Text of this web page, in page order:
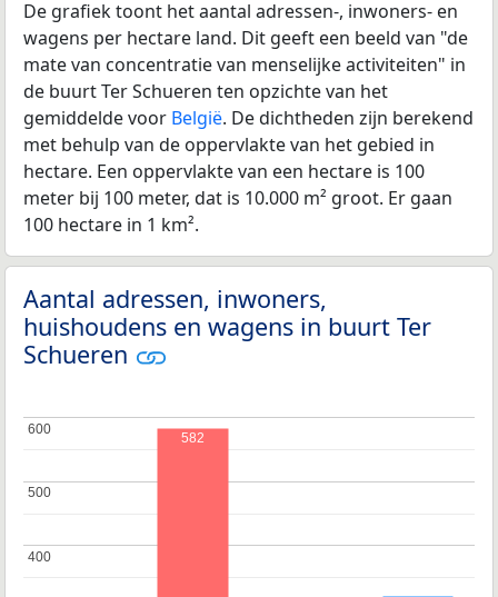
De grafiek toont het aantal adressen-, inwoners- en
wagens per hectare land. Dit geeft een beeld van "de
mate van concentratie van menselijke activiteiten" in
de buurt Ter Schueren ten opzichte van het
gemiddelde voor België. De dichtheden zijn berekend
met behulp van de oppervlakte van het gebied in
hectare. Een oppervlakte van een hectare is 100
meter bij 100 meter, dat is 10.000 m² groot. Er gaan
100 hectare in 1 km².
Aantal adressen, inwoners,
huishoudens en wagens in buurt Ter
Schueren
400
400
500
500
600
600
582